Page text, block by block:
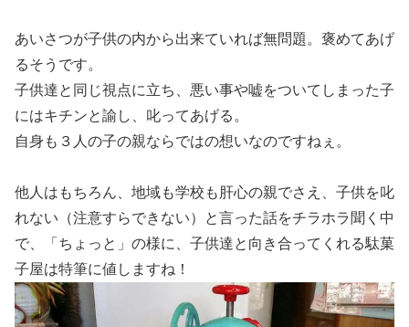
あいさつが子供の内から出来ていれば無問題。褒めてあげ
るそうです。
子供達と同じ視点に立ち、悪い事や嘘をついてしまった子
にはキチンと諭し、叱ってあげる。
自身も３人の子の親ならではの想いなのですねぇ。
他人はもちろん、地域も学校も肝心の親でさえ、子供を叱
れない（注意すらできない）と言った話をチラホラ聞く中
で、「ちょっと」の様に、子供達と向き合ってくれる駄菓
子屋は特筆に値しますね！